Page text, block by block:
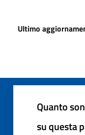
Ultimo
Quanto
su questa